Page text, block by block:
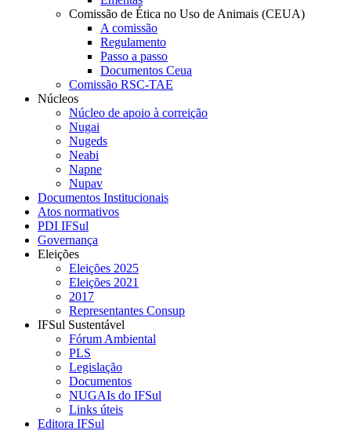
Comissão de Ética no Uso de Animais (CEUA)
A comissão
Regulamento
Passo a passo
Documentos Ceua
Comissão RSC-TAE
Núcleos
Núcleo de apoio à correição
Nugai
Nugeds
Neabi
Napne
Nupav
Documentos Institucionais
Atos normativos
PDI IFSul
Governança
Eleições
Eleições 2025
Eleições 2021
2017
Representantes Consup
IFSul Sustentável
Fórum Ambiental
PLS
Legislação
Documentos
NUGAIs do IFSul
Links úteis
Editora IFSul